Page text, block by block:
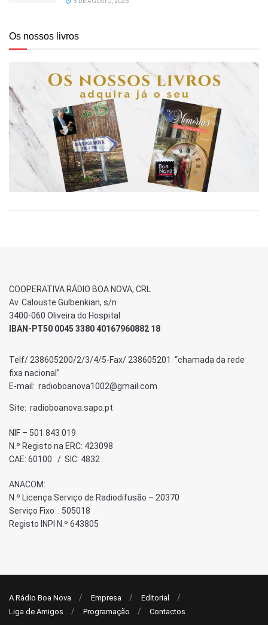
Os nossos livros
COOPERATIVA RÁDIO BOA NOVA, CRL
Av. Calouste Gulbenkian, s/n
3400-060 Oliveira do Hospital
IBAN-PT50 0045 3380 40167960882 18
Telf/ 238605200/2/3/4/5-Fax/ 238605201 “chamada da rede
fixa nacional”
E-mail: radioboanova1002@gmail.com
Site: radioboanova.sapo.pt
NIF – 501 843 019
N.º Registo na ERC: 423098
CAE: 60100 / SIC: 4832
ANACOM:
N.º Licença Serviço de Radiodifusão – 20370
Serviço Fixo : 505018
Registo INPI N.º 643805
A Rádio Boa Nova Empresa
Editorial
Liga de Amigos
Programação Contactos